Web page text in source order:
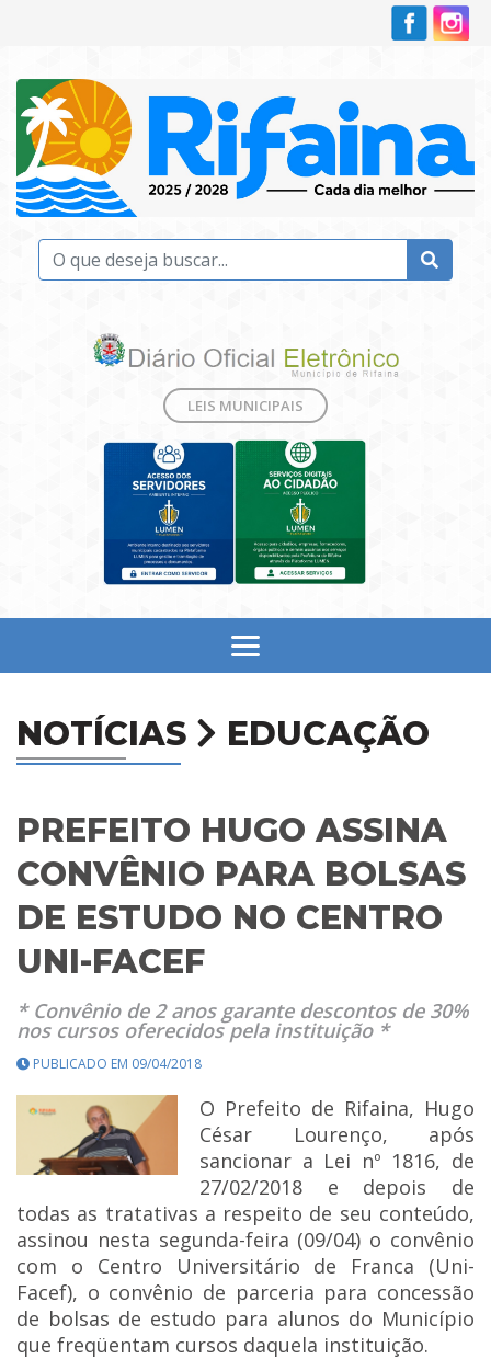
LEIS MUNICIPAIS
NOTÍCIAS EDUCAÇÃO
PREFEITO HUGO ASSINA
CONVÊNIO PARA BOLSAS
DE ESTUDO NO CENTRO
UNI-FACEF
* Convênio de 2 anos garante descontos de 30%
nos cursos oferecidos pela instituição *
PUBLICADO EM 09/04/2018
O Prefeito de Rifaina, Hugo
César Lourenço, após
sancionar a Lei nº 1816, de
27/02/2018 e depois de
todas as tratativas a respeito de seu conteúdo,
assinou nesta segunda-feira (09/04) o convênio
com o Centro Universitário de Franca (Uni-
Facef), o convênio de parceria para concessão
de bolsas de estudo para alunos do Município
que freqüentam cursos daquela instituição.